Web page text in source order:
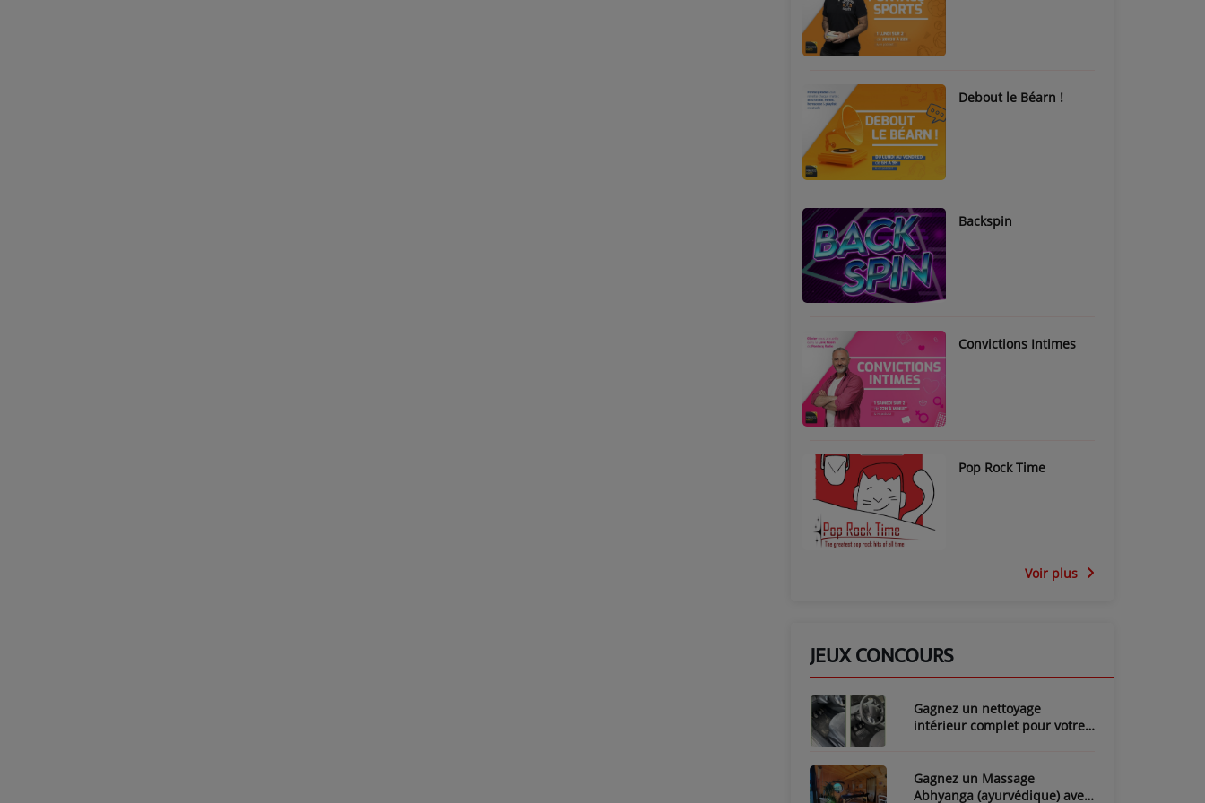
Debout le Béarn !
Backspin
Convictions Intimes
Pop Rock Time
Voir plus
JEUX CONCOURS
Gagnez un nettoyage
intérieur complet pour votre
Gagnez un Massage
Abhyanga (ayurvédique) avec